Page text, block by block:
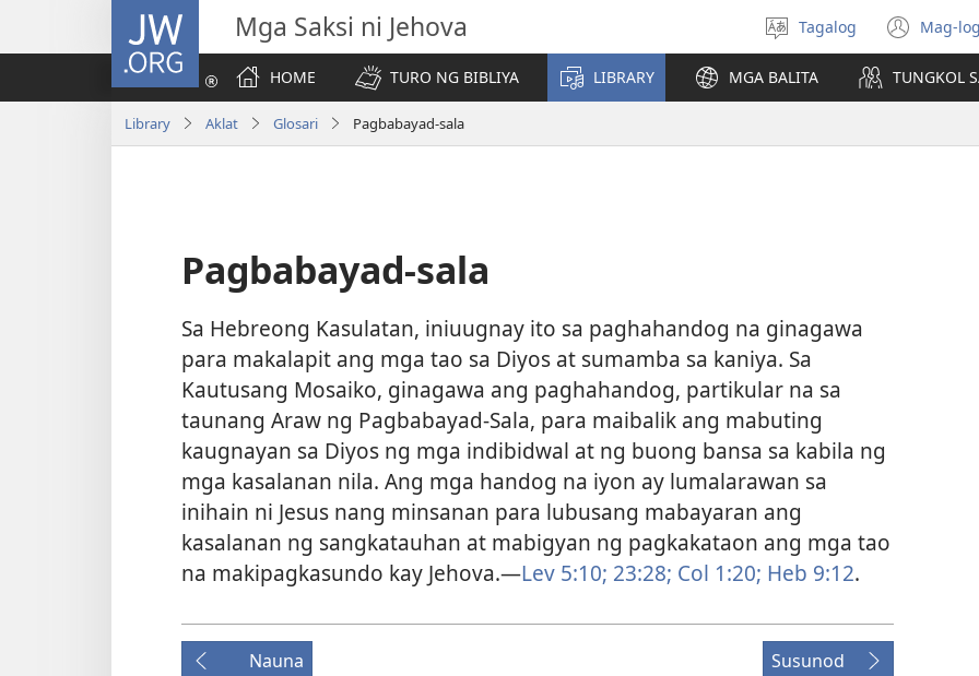
JW.ORG Mga Saksi ni Jehova
Pumili
ng
wika
Tagalog Mag-(may
na
HOME
TURO NG BIBLIYA LIBRARY MGA BALITA TUNGKOL
Library Aklat Glosari Pagbabayad-sala
Pagbabayad-sala
Sa Hebreong Kasulatan, iniuugnay ito sa paghahandog na ginagawa
para makalapit ang mga tao sa Diyos at sumamba sa kaniya. Sa
Kautusang Mosaiko, ginagawa ang paghahandog, partikular na sa
taunang Araw ng Pagbabayad-Sala, para maibalik ang mabuting
kaugnayan sa Diyos ng mga indibidwal at ng buong bansa sa kabila ng
mga kasalanan nila. Ang mga handog na iyon ay lumalarawan sa
inihain ni Jesus nang minsanan para lubusang mabayaran ang
kasalanan ng sangkatauhan at mabigyan ng pagkakataon ang mga tao
na makipagkasundo kay Jehova.—Lev 5:10; 23:28; Col 1:20; Heb 9:12.
Nauna Susunod